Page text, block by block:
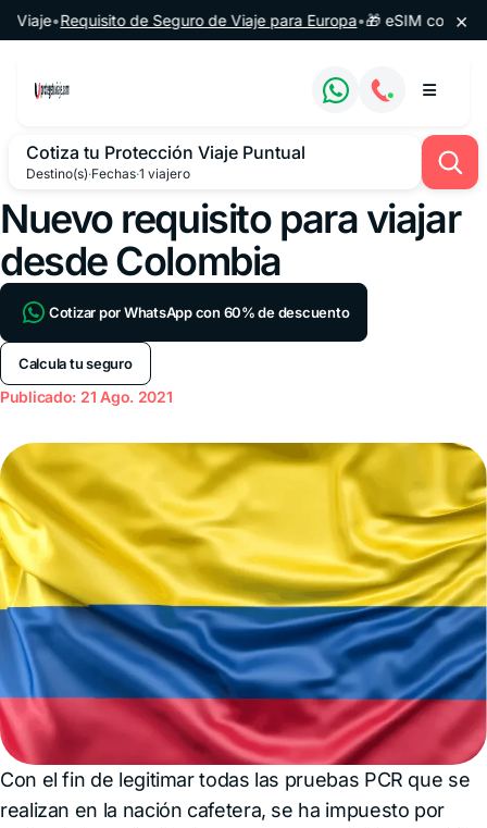
Saltar al contenido
•Requisito de Seguro de Viaje para Europa•🎁 eSIM ×
Cotiza tu Protección Viaje Puntual
Destino(s)·Fechas·1 viajero
Nuevo requisito para viajar
desde Colombia
Cotizar por WhatsApp con 60% de descuento
Calcula tu seguro
Publicado: 21 Ago. 2021
Con el fin de legitimar todas las pruebas PCR que se
realizan en la nación cafetera, se ha impuesto por